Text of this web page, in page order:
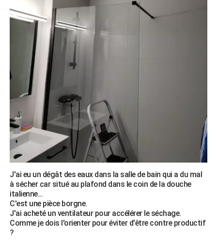
Destinations
City break
Voyage nature
Voyage de noces
Forum
Climat
+PHOTO
GUIDES D'ACHAT
BONS PLANS
CARTE DE VOEUX
Carte de Noël
Carte Bonne année
Carte Saint-Valentin
Carte Pâques
Carte d'anniversaire
DICTIONNAIRE
Dictionnaire
PROGRAMME TV
COPAINS D'AVANT
S'inscrire
Se connecter
Lycées
Collèges
Primaires
Universités
Entreprises
Service militaire
Avis de recherche
AVIS DE DÉCÈS
Bricolage
Lifestyle
Culture
Sport
Auto
Television
Voyage
Cinema
J'ai eu un dégât des eaux dans la salle de bain qui a du mal
à sécher car situé au plafond dans le coin de la douche
italienne...
C'est une pièce borgne.
J'ai acheté un ventilateur pour accélérer le séchage.
Comme je dois l'orienter pour éviter d'être contre productif
?